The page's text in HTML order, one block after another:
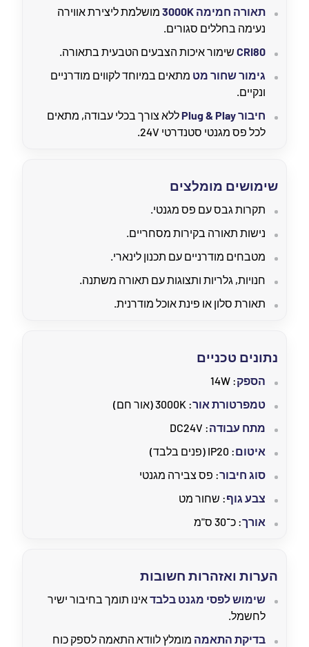
תאורה חמימה 3000K
מושלמת ליצירת אווירה
נעימה בחללים סגורים.
CRI80 שימור איכות הצבעים הטבעית בתאורה.
גימור שחור מט מתאים במיוחד לקווים מודרניים
ונקיים.
חיבור Plug & Play
ללא צורך בכלי עבודה, מתאים
לכל פס מגנטי סטנדרטי 24V.
שימושים מומלצים
תקרות גבס עם פס מגנטי.
נישות תאורה בקירות מסחריים.
מטבחים מודרניים עם תכנון לינארי.
חנויות, גלריות ותצוגות עם תאורה משתנה.
תאורת סלון או פינת אוכל מודרנית.
נתונים טכניים
הספק: 14W
טמפרטורת אור: 3000K (אור חם)
מתח עבודה: DC24V
איטום: IP20 (פנים בלבד)
סוג חיבור: פס צבירה מגנטי
צבע גוף: שחור מט
אורך: כ־30 ס"מ
הערות ואזהרות חשובות
שימוש לפסי מגנט בלבדאינו תומך בחיבור ישיר
לחשמל.
בדיקת התאמה מומלץ לוודא התאמה לספק כוח